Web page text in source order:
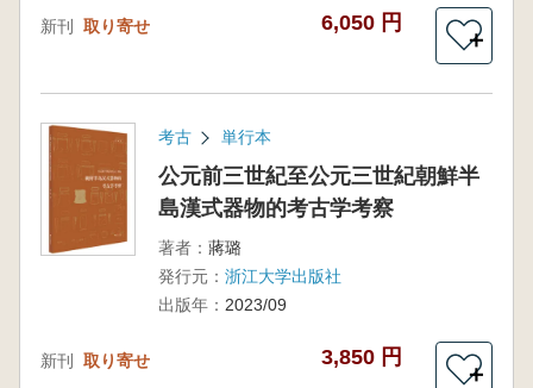
新刊 取り寄せ 6,050 円
＋
考古 単行本
公元前三世紀至公元三世紀朝鮮半
島漢式器物的考古学考察
著者： 蔣璐
発行元： 浙江大学出版社
出版年： 2023/09
新刊 取り寄せ 3,850 円
＋